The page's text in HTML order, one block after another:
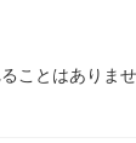
ことはありませ